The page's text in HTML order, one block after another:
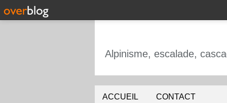
ACCUEIL CONTACT